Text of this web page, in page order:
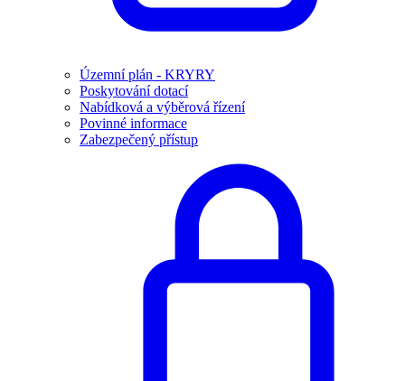
Územní plán - KRYRY
Poskytování dotací
Nabídková a výběrová řízení
Povinné informace
Zabezpečený přístup